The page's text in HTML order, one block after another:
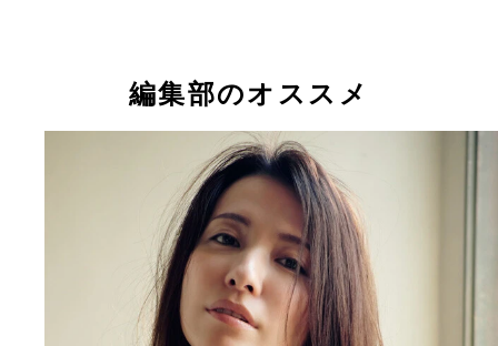
中村静香デジタル写真集『会社の先輩とふたりっ
で』／撮影：岡本武志
熊田曜子デジタル写真集『昭和に生まれて』／撮
藤裕之
熊田曜子デジタル写真集『昭和に生まれて』／撮
藤裕之
編集部のオススメ